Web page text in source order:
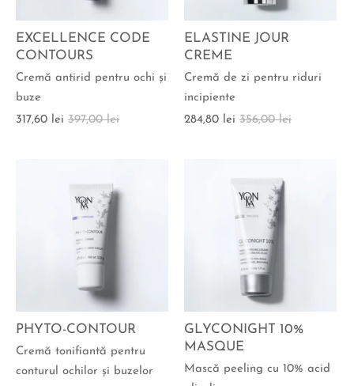
EXCELLENCE CODE
CONTOURS
Cremă antirid pentru ochi şi
buze
317,60 lei 397,00 lei
ELASTINE JOUR
CREME
Cremă de zi pentru riduri
incipiente
284,80 lei 356,00 lei
PHYTO-CONTOUR
Cremă tonifiantă pentru
conturul ochilor şi buzelor
GLYCONIGHT 10%
MASQUE
Mască peeling cu 10% acid